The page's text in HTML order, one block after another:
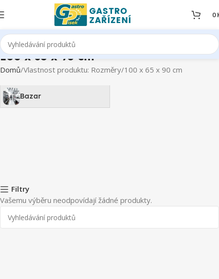
0
100 x 65 x 90 cm
Domů Vlastnost produktu: Rozměry 100 x 65 x 90 cm
Bazar
Filtry
Vašemu výběru neodpovídají žádné produkty.